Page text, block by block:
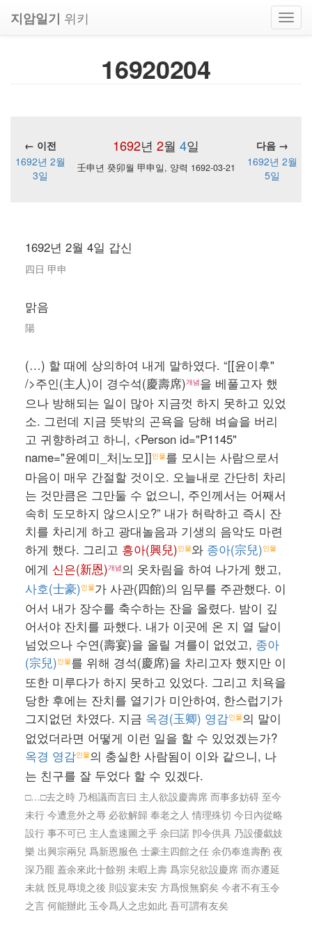
지암일기 위키
16920204
1692년 2월 4일
← 이전
다음 →
1692년 2월
3일
壬申년 癸卯월 甲申일, 양력 1692-03-21
1692년 2월
5일
1692년 2월 4일 갑신
四日 甲申
맑음
陽
(…) 할 때에 상의하여 내게 말하였다. “[[윤이후"
/>주인(主人)이 경수석(慶壽席)개념을 베풀고자 했
으나 방해되는 일이 많아 지금껏 하지 못하고 있었
소. 그런데 지금 뜻밖의 곤욕을 당해 벼슬을 버리
고 귀향하려고 하니, <Person id="P1145"
name="윤예미_처|노모]]인물를 모시는 사람으로서
마음이 매우 간절할 것이오. 오늘내로 간단히 차리
는 것만큼은 그만둘 수 없으니, 주인께서는 어째서
속히 도모하지 않으시오?” 내가 허락하고 즉시 잔
치를 차리게 하고 광대놀음과 기생의 음악도 마련
하게 했다. 그리고 흥아(興兒)인물와 종아(宗兒)인물
에게 신은(新恩)개념의 옷차림을 하여 나가게 했고,
사호(士豪)인물가 사관(四館)의 임무를 주관했다. 이
어서 내가 장수를 축수하는 잔을 올렸다. 밤이 깊
어서야 잔치를 파했다. 내가 이곳에 온 지 열 달이
넘었으나 수연(壽宴)을 올릴 겨를이 없었고, 종아
(宗兒)인물를 위해 경석(慶席)을 차리고자 했지만 이
또한 미루다가 하지 못하고 있었다. 그리고 치욕을
당한 후에는 잔치를 열기가 미안하여, 한스럽기가
그지없던 차였다. 지금 옥경(玉卿) 영감인물의 말이
없었더라면 어떻게 이런 일을 할 수 있었겠는가?
옥경 영감인물의 충실한 사람됨이 이와 같으니, 나
는 친구를 잘 두었다 할 수 있겠다.
□…□去之時 乃相議而言曰 主人欲設慶壽席 而事多妨碍 至今
未行 今遭意外之辱 必欲解歸 奉老之人 情理殊切 今日內從略
設行 事不可已 主人盍速圖之乎 余曰諾 卽令供具 乃設優戱妓
樂 出興宗兩兒 爲新恩服色 士豪主四館之任 余仍奉進壽酌 夜
深乃罷 蓋余來此十餘朔 未暇上壽 爲宗兒欲設慶席 而亦遷延
未就 旣見辱境之後 則設宴未安 方爲恨無窮矣 今者不有玉令
之言 何能辦此 玉令爲人之忠如此 吾可謂有友矣